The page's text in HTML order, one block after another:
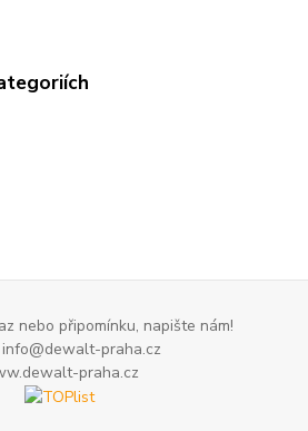
nebo připomínku, napište nám!
info@dewalt-praha.cz
praha.cz